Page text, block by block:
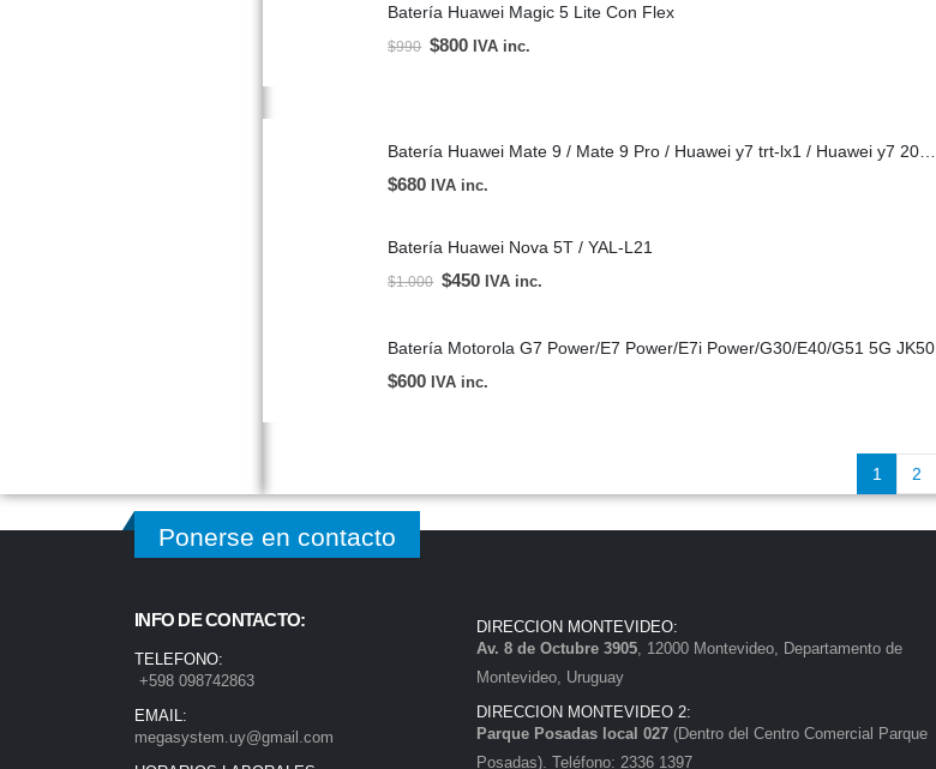
Batería Huawei Magic 5 Lite Con Flex
$990 $800 IVA inc.
$680 IVA inc.
Batería Huawei Nova 5T / YAL-L21
$1.000 $450 IVA inc.
Batería Motorola G7 Power/E7 Power/E7i Power/G30/E40/G51 5G JK50
$600 IVA inc.
1 2
Ponerse en contacto
INFO DE CONTACTO:
TELEFONO:
+598 098742863
EMAIL:
megasystem.uy@gmail.com
DIRECCION MONTEVIDEO:
Av. 8 de Octubre 3905, 12000 Montevideo, Departamento de
Montevideo, Uruguay
DIRECCION MONTEVIDEO 2:
Parque Posadas local 027 (Dentro del Centro Comercial Parque
Posadas). Teléfono: 2336 1397